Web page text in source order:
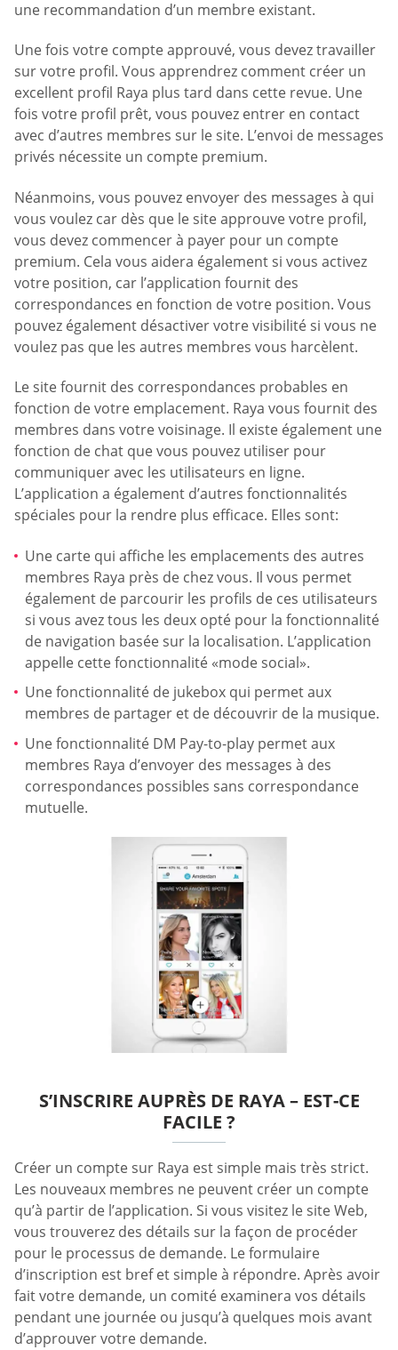
une recommandation d’un membre existant.
Une fois votre compte approuvé, vous devez travailler
sur votre profil. Vous apprendrez comment créer un
excellent profil Raya plus tard dans cette revue. Une
fois votre profil prêt, vous pouvez entrer en contact
avec d’autres membres sur le site. L’envoi de messages
privés nécessite un compte premium.
Néanmoins, vous pouvez envoyer des messages à qui
vous voulez car dès que le site approuve votre profil,
vous devez commencer à payer pour un compte
premium. Cela vous aidera également si vous activez
votre position, car l’application fournit des
correspondances en fonction de votre position. Vous
pouvez également désactiver votre visibilité si vous ne
voulez pas que les autres membres vous harcèlent.
Le site fournit des correspondances probables en
fonction de votre emplacement. Raya vous fournit des
membres dans votre voisinage. Il existe également une
fonction de chat que vous pouvez utiliser pour
communiquer avec les utilisateurs en ligne.
L’application a également d’autres fonctionnalités
spéciales pour la rendre plus efficace. Elles sont:
Une carte qui affiche les emplacements des autres
membres Raya près de chez vous. Il vous permet
également de parcourir les profils de ces utilisateurs
si vous avez tous les deux opté pour la fonctionnalité
de navigation basée sur la localisation. L’application
appelle cette fonctionnalité «mode social».
Une fonctionnalité de jukebox qui permet aux
membres de partager et de découvrir de la musique.
Une fonctionnalité DM Pay-to-play permet aux
membres Raya d’envoyer des messages à des
correspondances possibles sans correspondance
mutuelle.
S’INSCRIRE AUPRÈS DE RAYA – EST-CE
FACILE ?
Créer un compte sur Raya est simple mais très strict.
Les nouveaux membres ne peuvent créer un compte
qu’à partir de l’application. Si vous visitez le site Web,
vous trouverez des détails sur la façon de procéder
pour le processus de demande. Le formulaire
d’inscription est bref et simple à répondre. Après avoir
fait votre demande, un comité examinera vos détails
pendant une journée ou jusqu’à quelques mois avant
d’approuver votre demande.